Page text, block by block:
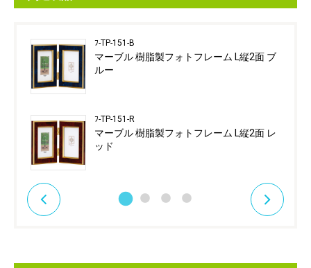
ﾌ-TP-151-B
マーブル 樹脂製フォトフレーム L縦2面 ブ
ルー
ﾌ-TP-151-R
マーブル 樹脂製フォトフレーム L縦2面 レ
ッド